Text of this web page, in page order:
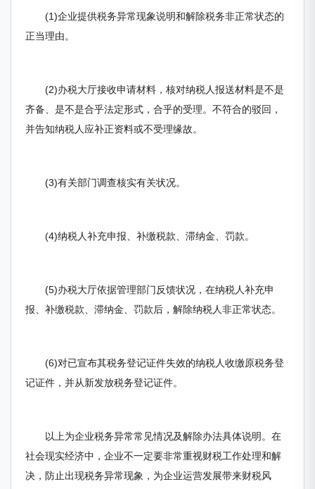
(1)企业提供税务异常现象说明和解除税务非正常状态的
正当理由。
(2)办税大厅接收申请材料，核对纳税人报送材料是不是
齐备、是不是合乎法定形式，合乎的受理。不符合的驳回，
并告知纳税人应补正资料或不受理缘故。
(3)有关部门调查核实有关状况。
(4)纳税人补充申报、补缴税款、滞纳金、罚款。
(5)办税大厅依据管理部门反馈状况，在纳税人补充申
报、补缴税款、滞纳金、罚款后，解除纳税人非正常状态。
(6)对已宣布其税务登记证件失效的纳税人收缴原税务登
记证件，并从新发放税务登记证件。
以上为企业税务异常常见情况及解除办法具体说明。在
社会现实经济中，企业不一定要非常重视财税工作处理和解
决，防止出现税务异常现象，为企业运营发展带来财税风